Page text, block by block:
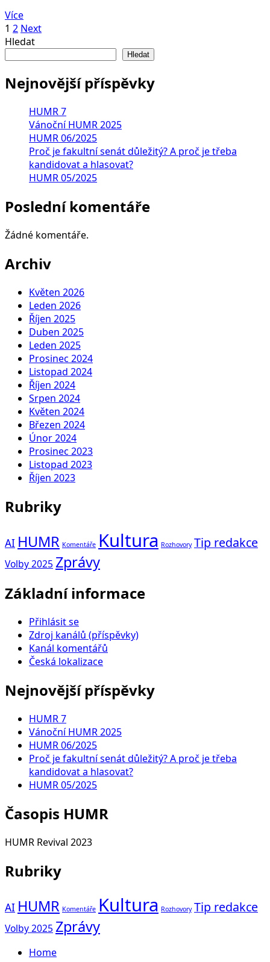
Více
Stránkování
příspěvků
1 2 Next
Hledat
Hledat
Nejnovější příspěvky
HUMR 7
Vánoční HUMR 2025
HUMR 06/2025
Proč je fakultní senát důležitý? A proč je třeba
kandidovat a hlasovat?
HUMR 05/2025
Poslední komentáře
Žádné komentáře.
Archiv
Květen 2026
Leden 2026
Říjen 2025
Duben 2025
Leden 2025
Prosinec 2024
Listopad 2024
Říjen 2024
Srpen 2024
Květen 2024
Březen 2024
Únor 2024
Prosinec 2023
Listopad 2023
Říjen 2023
Rubriky
AI HUMR Komentáře Kultura Rozhovory Tip redakce
Volby 2025 Zprávy
Základní informace
Přihlásit se
Zdroj kanálů (příspěvky)
Kanál komentářů
Česká lokalizace
Nejnovější příspěvky
HUMR 7
Vánoční HUMR 2025
HUMR 06/2025
Proč je fakultní senát důležitý? A proč je třeba
kandidovat a hlasovat?
HUMR 05/2025
Časopis HUMR
HUMR Revival 2023
Rubriky
AI HUMR Komentáře Kultura Rozhovory Tip redakce
Volby 2025 Zprávy
Home